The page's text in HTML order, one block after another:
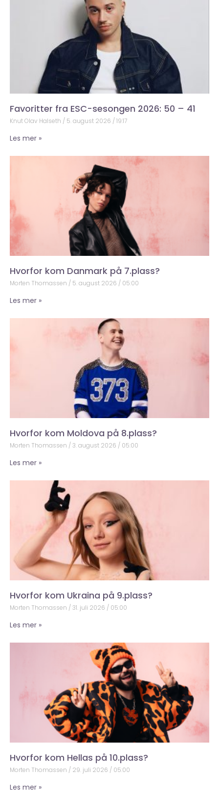
Favoritter fra ESC-sesongen 2026: 50 – 41
Knut Olav Halseth 5. august 2026 19:17
Les mer »
Hvorfor kom Danmark på 7.plass?
Morten Thomassen 5. august 2026 05:00
Les mer »
Hvorfor kom Moldova på 8.plass?
Morten Thomassen 3. august 2026 05:00
Les mer »
Hvorfor kom Ukraina på 9.plass?
Morten Thomassen 31. juli 2026 05:00
Les mer »
Hvorfor kom Hellas på 10.plass?
Morten Thomassen 29. juli 2026 05:00
Les mer »